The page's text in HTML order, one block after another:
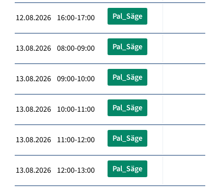
12.08.2026 16:00-17:00 Pal_Säge
13.08.2026 08:00-09:00 Pal_Säge
13.08.2026 09:00-10:00 Pal_Säge
13.08.2026 10:00-11:00 Pal_Säge
13.08.2026 11:00-12:00 Pal_Säge
13.08.2026 12:00-13:00 Pal_Säge